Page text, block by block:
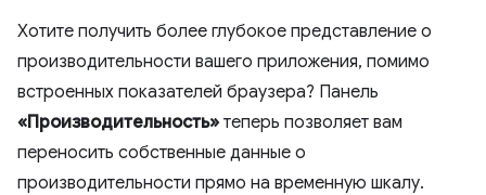
Хотите получить более глубокое представление о
производительности вашего приложения, помимо
встроенных показателей браузера? Панель
«Производительность» теперь позволяет вам
переносить собственные данные о
производительности прямо на временную шкалу.